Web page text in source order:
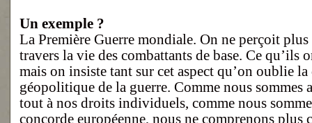
Un exemple ?
La Première Guerre mondiale. On ne perçoit
travers la vie des combattants de base. Ce qu’ils
mais on insiste tant sur cet aspect qu’on oublie
géopolitique de la guerre. Comme nous sommes
tout à nos droits individuels, comme nous
concorde européenne, nous ne comprenons plus